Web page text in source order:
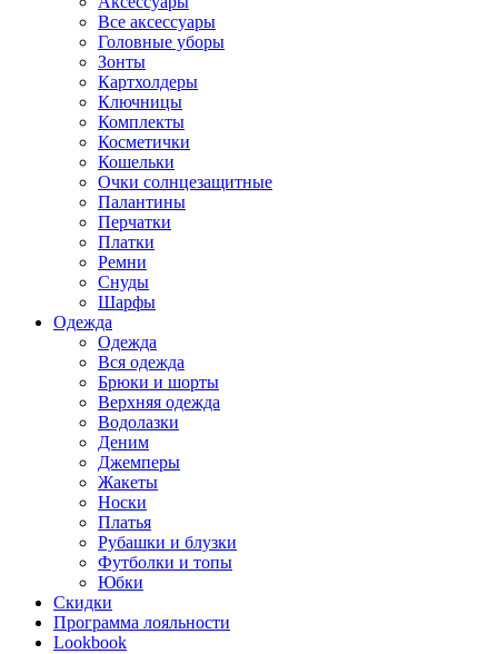
Все аксессуары
Головные уборы
Зонты
Картхолдеры
Ключницы
Комплекты
Косметички
Кошельки
Очки солнцезащитные
Палантины
Перчатки
Платки
Ремни
Снуды
Шарфы
Одежда
Одежда
Вся одежда
Брюки и шорты
Верхняя одежда
Водолазки
Деним
Джемперы
Жакеты
Носки
Платья
Рубашки и блузки
Футболки и топы
Юбки
Скидки
Программа лояльности
Lookbook